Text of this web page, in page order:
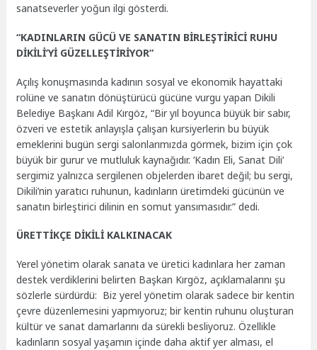
sanatseverler yoğun ilgi gösterdi.
“KADINLARIN GÜCÜ VE SANATIN BİRLEŞTİRİCİ RUHU
DİKİLİ’Yİ GÜZELLEŞTİRİYOR”
Açılış konuşmasında kadının sosyal ve ekonomik hayattaki
rolüne ve sanatın dönüştürücü gücüne vurgu yapan Dikili
Belediye Başkanı Adil Kırgöz, “Bir yıl boyunca büyük bir sabır,
özveri ve estetik anlayışla çalışan kursiyerlerin bu büyük
emeklerini bugün sergi salonlarımızda görmek, bizim için çok
büyük bir gurur ve mutluluk kaynağıdır. ‘Kadın Eli, Sanat Dili’
sergimiz yalnızca sergilenen objelerden ibaret değil; bu sergi,
Dikili’nin yaratıcı ruhunun, kadınların üretimdeki gücünün ve
sanatın birleştirici dilinin en somut yansımasıdır.” dedi.
ÜRETTİKÇE DİKİLİ KALKINACAK
Yerel yönetim olarak sanata ve üretici kadınlara her zaman
destek verdiklerini belirten Başkan Kırgöz, açıklamalarını şu
sözlerle sürdürdü: Biz yerel yönetim olarak sadece bir kentin
çevre düzenlemesini yapmıyoruz; bir kentin ruhunu oluşturan
kültür ve sanat damarlarını da sürekli besliyoruz. Özellikle
kadınların sosyal yaşamın içinde daha aktif yer alması, el